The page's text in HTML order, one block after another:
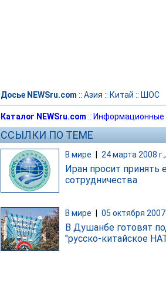
Досье NEWSru.com :: Азия :: Китай :: ШОС
Каталог NEWSru.com :: Информационные
ССЫЛКИ ПО ТЕМЕ
В мире 24 марта 2008 г.,
Иран просит принять
сотрудничества
В мире 05 октября 2007
В Душанбе готовят
"русско-китайское